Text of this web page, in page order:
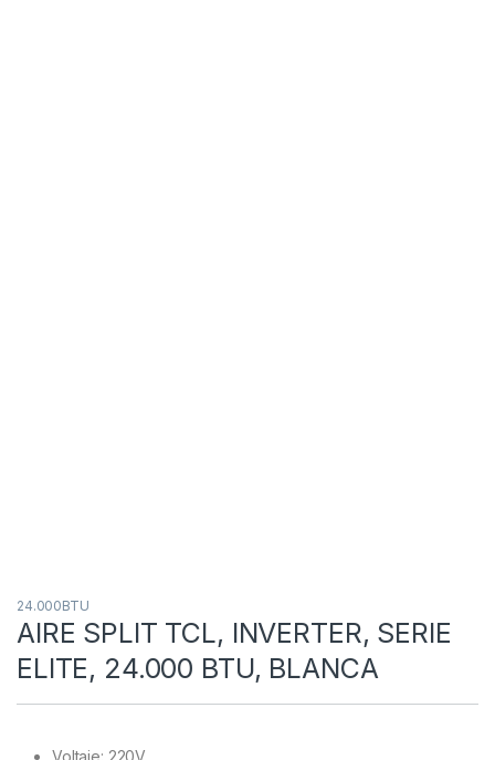
24.000BTU
AIRE SPLIT TCL, INVERTER, SERIE
ELITE, 24.000 BTU, BLANCA